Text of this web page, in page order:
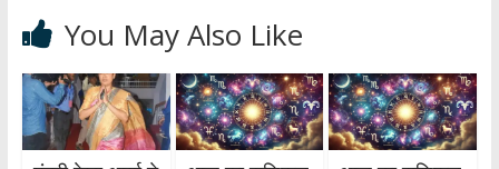
You May Also Like